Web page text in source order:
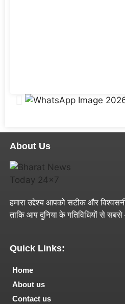
About Us
हमारा उद्देश्य आपको सटीक और
ताकि आप दुनिया के गतिविधियों से
Quick Links:
Home
About us
Contact us